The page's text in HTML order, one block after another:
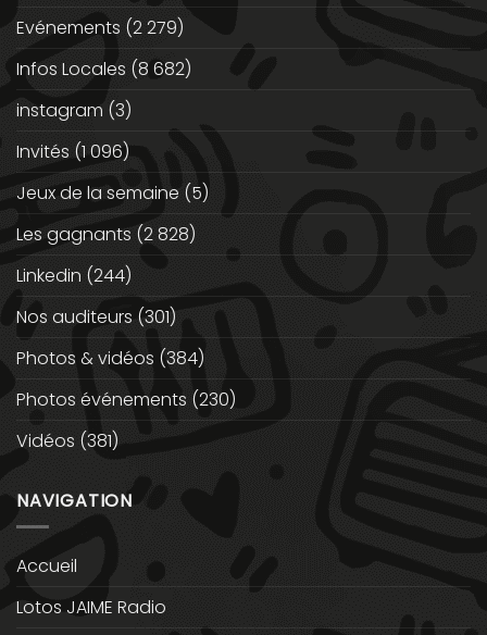
Evénements (2 279)
Infos Locales (8 682)
instagram (3)
Invités (1 096)
Jeux de la semaine (5)
Les gagnants (2 828)
Linkedin (244)
Nos auditeurs (301)
Photos & vidéos (384)
Photos événements (230)
Vidéos (381)
NAVIGATION
Accueil
Lotos JAIME Radio